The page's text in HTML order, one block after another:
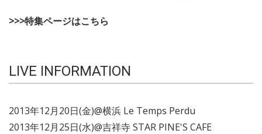
>>>特集ページはこちら
LIVE INFORMATION
2013年12月20日(金)@横浜 Le Temps Perdu
2013年12月25日(水)@吉祥寺 STAR PINE'S CAFE